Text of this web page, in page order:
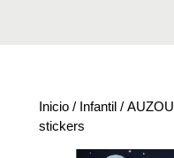
Inicio / Infantil / AUZOU
stickers